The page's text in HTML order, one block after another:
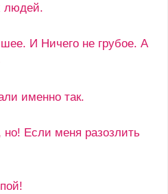
людей.
И Ничего не грубое. А
именно так.
Если меня разозлить